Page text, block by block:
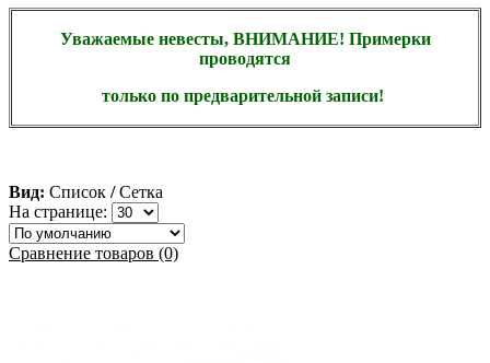
Уважаемые невесты, ВНИМАНИЕ! Примерки
проводятся
только по предварительной записи!
Вид: Список / Сетка
На странице:
Сравнение товаров (0)